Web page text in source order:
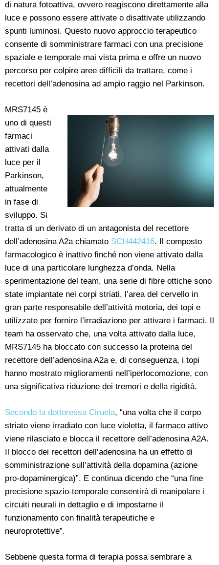
di natura fotoattiva, ovvero reagiscono direttamente alla
luce e possono essere attivate o disattivate utilizzando
spunti luminosi. Questo nuovo approccio terapeutico
consente di somministrare farmaci con una precisione
spaziale e temporale mai vista prima e offre un nuovo
percorso per colpire aree difficili da trattare, come i
recettori dell’adenosina ad ampio raggio nel Parkinson.
MRS7145 è
uno di questi
farmaci
attivati dalla
luce per il
Parkinson,
attualmente
in fase di
sviluppo. Si
tratta di un derivato di un antagonista del recettore
dell’adenosina A2a chiamato SCH442416. Il composto
farmacologico è inattivo finché non viene attivato dalla
luce di una particolare lunghezza d’onda. Nella
sperimentazione del team, una serie di fibre ottiche sono
state impiantate nei corpi striati, l’area del cervello in
gran parte responsabile dell’attività motoria, dei topi e
utilizzate per fornire l’irradiazione per attivare i farmaci. Il
team ha osservato che, una volta attivato dalla luce,
MRS7145 ha bloccato con successo la proteina del
recettore dell’adenosina A2a e, di conseguenza, i topi
hanno mostrato miglioramenti nell’iperlocomozione, con
una significativa riduzione dei tremori e della rigidità.
Secondo la dottoressa Ciruela, “una volta che il corpo
striato viene irradiato con luce violetta, il farmaco attivo
viene rilasciato e blocca il recettore dell’adenosina A2A.
Il blocco dei recettori dell’adenosina ha un effetto di
somministrazione sull’attività della dopamina (azione
pro-dopaminergica)”. E continua dicendo che “una fine
precisione spazio-temporale consentirà di manipolare i
circuiti neurali in dettaglio e di impostarne il
funzionamento con finalità terapeutiche e
neuroprotettive”.
Sebbene questa forma di terapia possa sembrare a